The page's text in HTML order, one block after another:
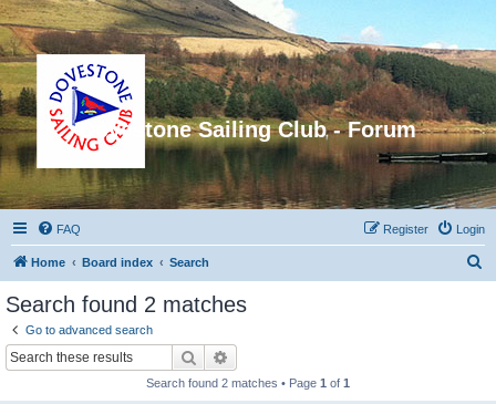
Dovestone Sailing Club - Forum
FAQ Login
Register
Home Board index Search
Search found 2 matches
Go to advanced search
Search
Search found 2 matches • Page 1 of 1